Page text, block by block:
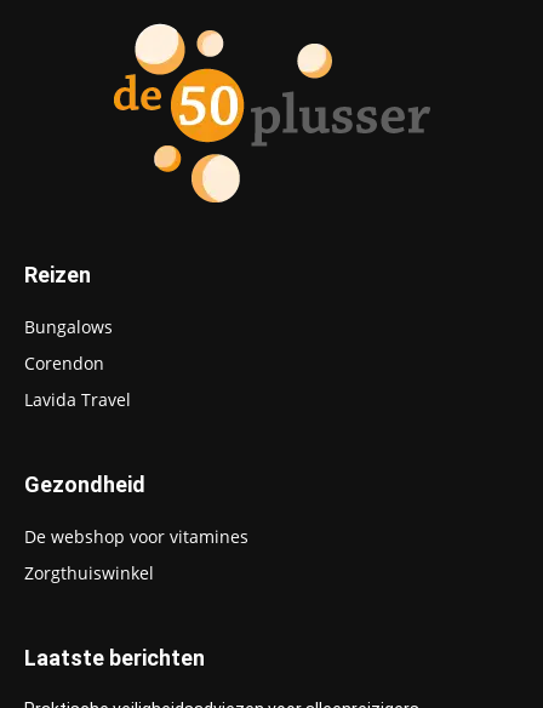
Reizen
Bungalows
Corendon
Lavida Travel
Gezondheid
De webshop voor vitamines
Zorgthuiswinkel
Laatste berichten